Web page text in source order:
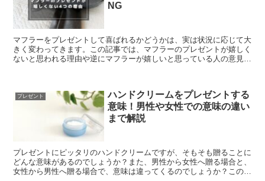
NG
マフラーをプレゼントして喜ばれるかどうかは、実は状況に応じて大
きく変わってきます。この記事では、マフラーのプレゼントが嬉しく
ないと思われる理由や逆にマフラーが嬉しいと思っている人の意見も
プレゼント
ハンドクリームをプレゼントする
意味！男性や女性での意味の違い
まで解説
プレゼントにピッタリのハンドクリームですが、そもそも贈ることに
どんな意味があるのでしょうか？また、男性から女性へ贈る場合と、
女性から男性へ贈る場合で、意味は違ってくるのでしょうか？この記